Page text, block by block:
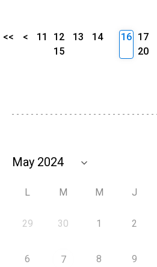
<< < 11 12 13
14
15
16 17
20
L M M J
29 30 1 2
6 7 8 9